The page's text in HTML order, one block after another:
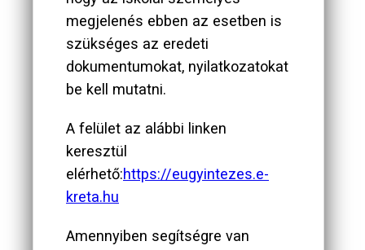
megjelenés ebben az esetben is
szükséges az eredeti
dokumentumokat, nyilatkozatokat
be kell mutatni.
A felület az alábbi linken
keresztül
elérhető:https://eugyintezes.e-
kreta.hu
Amennyiben segítségre van